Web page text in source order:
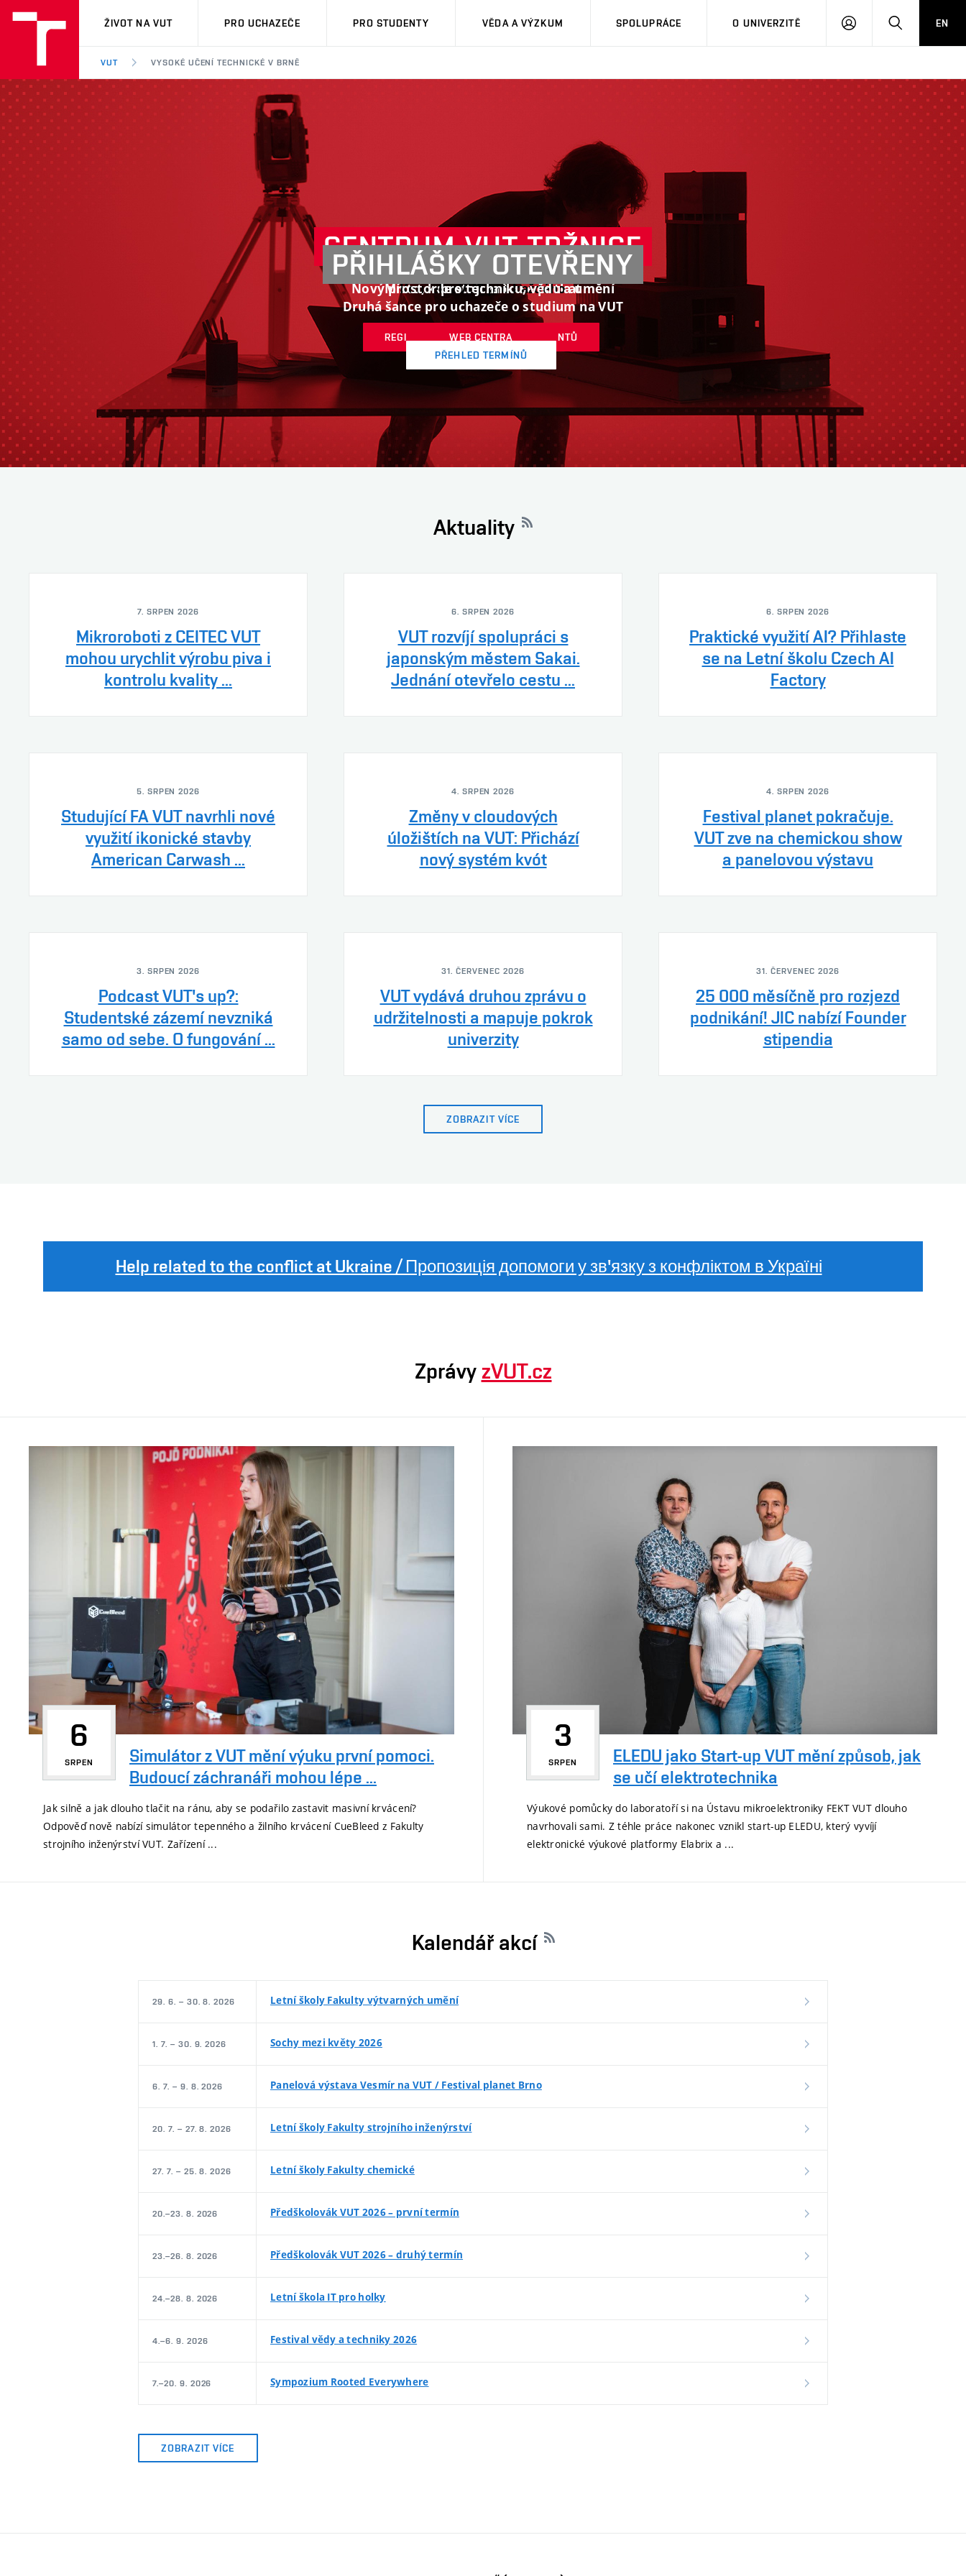
VUT
ŽIVOT NA VUT PRO UCHAZEČE PRO STUDENTY VĚDA A VÝZKUM SPOLUPRÁCE O UNIVERZITĚ
PŘIHLÁSIT HLEDATEN
VUT VYSOKÉ UČENÍ TECHNICKÉ V BRNĚ
VUTALUMNI.CZ
Místo, kde stojí za to se potkat
REGISTRACE NA PORTÁLU ABSOLVENTŮ
E-SHOP VUT
Kousek z VUT pro každého
ESHOP.VUT.CZ
CENTRUM VUT TRŽNICE
Nový prostor pro techniku, vědu a umění
WEB CENTRA
PŘIHLÁŠKY OTEVŘENY
Druhá šance pro uchazeče o studium na VUT
PŘEHLED TERMÍNŮ
Aktuality
7. SRPEN 2026
Mikroroboti z CEITEC VUT
mohou urychlit výrobu piva i
kontrolu kvality ...
6. SRPEN 2026
VUT rozvíjí spolupráci s
japonským městem Sakai.
Jednání otevřelo cestu ...
6. SRPEN 2026
Praktické využití AI? Přihlaste
se na Letní školu Czech AI
Factory
5. SRPEN 2026
Studující FA VUT navrhli nové
využití ikonické stavby
American Carwash ...
4. SRPEN 2026
Změny v cloudových
úložištích na VUT: Přichází
nový systém kvót
4. SRPEN 2026
Festival planet pokračuje.
VUT zve na chemickou show
a panelovou výstavu
3. SRPEN 2026
Podcast VUT's up?:
Studentské zázemí nevzniká
samo od sebe. O fungování ...
31. ČERVENEC 2026
VUT vydává druhou zprávu o
udržitelnosti a mapuje pokrok
univerzity
31. ČERVENEC 2026
25 000 měsíčně pro rozjezd
podnikání! JIC nabízí Founder
stipendia
ZOBRAZIT VÍCE
Help related to the conflict at Ukraine / Пропозиція допомоги у зв'язку з конфліктом в Україні
Zprávy zVUT.cz
6
SRPEN
Simulátor z VUT mění výuku první pomoci.
Budoucí záchranáři mohou lépe ...
Jak silně a jak dlouho tlačit na ránu, aby se podařilo zastavit masivní krvácení?
Odpověď nově nabízí simulátor tepenného a žilního krvácení CueBleed z Fakulty
strojního inženýrství VUT. Zařízení ...
3
SRPEN
ELEDU jako Start-up VUT mění způsob, jak
se učí elektrotechnika
Výukové pomůcky do laboratoří si na Ústavu mikroelektroniky FEKT VUT dlouho
navrhovali sami. Z téhle práce nakonec vznikl start-up ELEDU, který vyvíjí
elektronické výukové platformy Elabrix a ...
Kalendář akcí
29. 6. – 30. 8. 2026 Letní školy Fakulty výtvarných umění
1. 7. – 30. 9. 2026 Sochy mezi květy 2026
6. 7. – 9. 8. 2026 Panelová výstava Vesmír na VUT / Festival planet Brno
20. 7. – 27. 8. 2026 Letní školy Fakulty strojního inženýrství
27. 7. – 25. 8. 2026 Letní školy Fakulty chemické
20.–23. 8. 2026 Předškolovák VUT 2026 – první termín
23.–26. 8. 2026 Předškolovák VUT 2026 – druhý termín
24.–28. 8. 2026 Letní škola IT pro holky
4.–6. 9. 2026 Festival vědy a techniky 2026
7.–20. 9. 2026 Sympozium Rooted Everywhere
ZOBRAZIT VÍCE